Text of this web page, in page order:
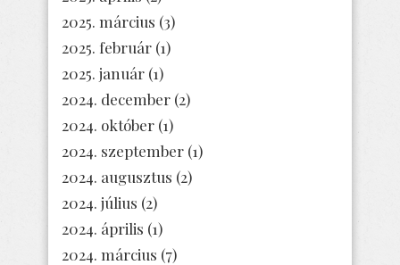
2025. március (3)
2025. február (1)
2025. január (1)
2024. december (2)
2024. október (1)
2024. szeptember (1)
2024. augusztus (2)
2024. július (2)
2024. április (1)
2024. március (7)